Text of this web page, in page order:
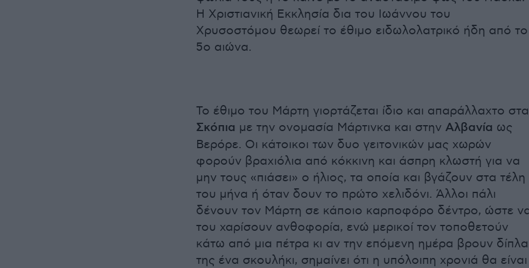
Η Χριστιανική Εκκλησία δια του Ιωάννου του
Χρυσοστόμου θεωρεί το έθιμο ειδωλολατρικό ήδη από το
5ο αιώνα.
Το έθιμο του Μάρτη γιορτάζεται ίδιο και απαράλλαχτο στα
Σκόπια με την ονομασία Μάρτινκα και στην Αλβανία ως
Βερόρε. Οι κάτοικοι των δυο γειτονικών μας χωρών
φορούν βραχιόλια από κόκκινη και άσπρη κλωστή για να
μην τους «πιάσει» ο ήλιος, τα οποία και βγάζουν στα τέλη
του μήνα ή όταν δουν το πρώτο χελιδόνι. Άλλοι πάλι
δένουν τον Μάρτη σε κάποιο καρποφόρο δέντρο, ώστε
του χαρίσουν ανθοφορία, ενώ μερικοί τον τοποθετούν
κάτω από μια πέτρα κι αν την επόμενη ημέρα βρουν δίπλα
της ένα σκουλήκι, σημαίνει ότι η υπόλοιπη χρονιά θα είναι